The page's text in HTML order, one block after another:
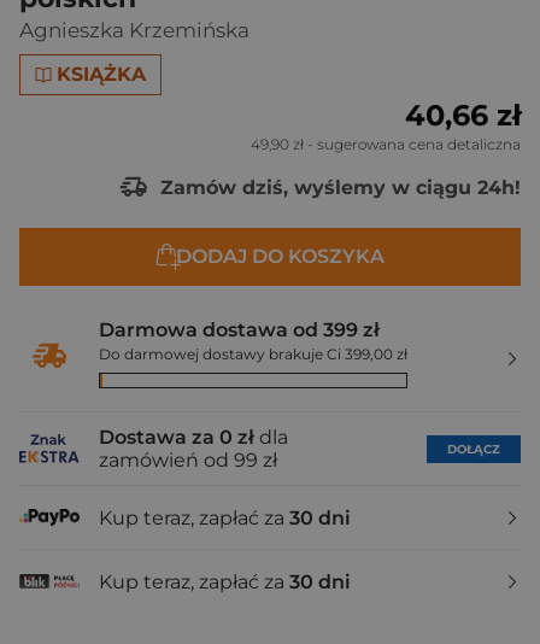
Agnieszka Krzemińska
KSIĄŻKA
40,66 zł
49,90 zł - sugerowana cena detaliczna
Zamów dziś, wyślemy w ciągu 24h!
DODAJ DO KOSZYKA
Darmowa dostawa od 399 zł
Do darmowej dostawy brakuje Ci 399,00 zł
Dostawa za 0 zł dla
zamówień od 99 zł
DOŁĄCZ
Kup teraz, zapłać za 30 dni
Kup teraz, zapłać za 30 dni